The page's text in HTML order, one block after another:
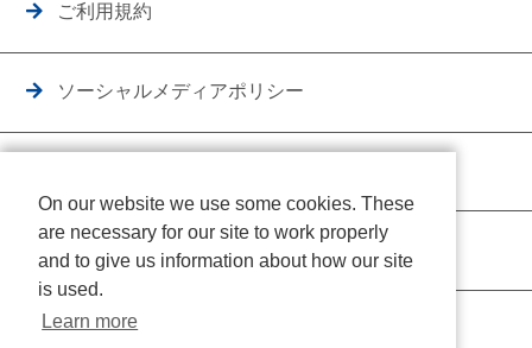
ご利用規約
ソーシャルメディアポリシー
クッキーポリシー
On our website we use some cookies. These
are necessary for our site to work properly
and to give us information about how our site
is used.
Learn more